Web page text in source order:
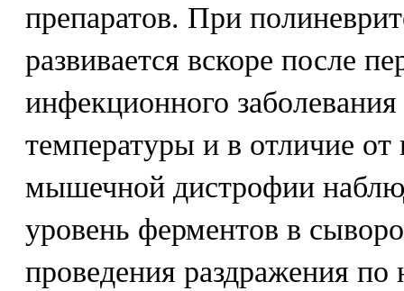
препаратов. При
развивается вскоре после
инфекционного
температуры и в отличие
мышечной дистрофии
уровень ферментов в
проведения раздражения по